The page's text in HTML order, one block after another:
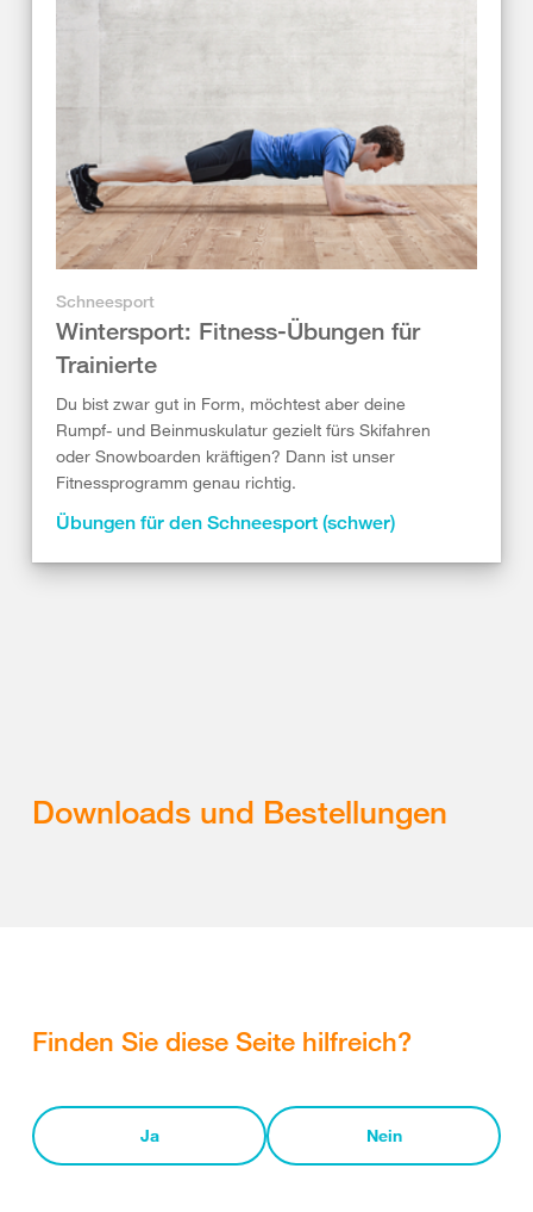
Schneesport
Wintersport: Fitness-Übungen für
Trainierte
Du bist zwar gut in Form, möchtest aber deine
Rumpf- und Beinmuskulatur gezielt fürs Skifahren
oder Snowboarden kräftigen? Dann ist unser
Fitnessprogramm genau richtig.
Übungen für den Schneesport (schwer)
Downloads und Bestellungen
Finden Sie diese Seite hilfreich?
Ja Nein